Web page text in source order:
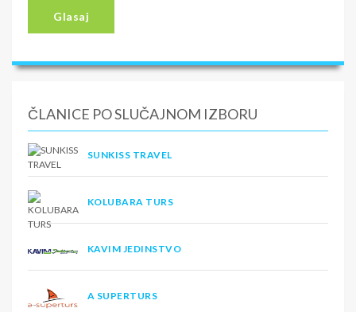
Glasaj
ČLANICE PO SLUČAJNOM IZBORU
SUNKISS TRAVEL
KOLUBARA TURS
KAVIM JEDINSTVO
A SUPERTURS